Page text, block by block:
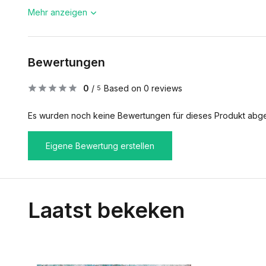
Mehr anzeigen
Bewertungen
0 / 5 Based on 0 reviews
Es wurden noch keine Bewertungen für dieses Produkt
Eigene Bewertung erstellen
Laatst bekeken